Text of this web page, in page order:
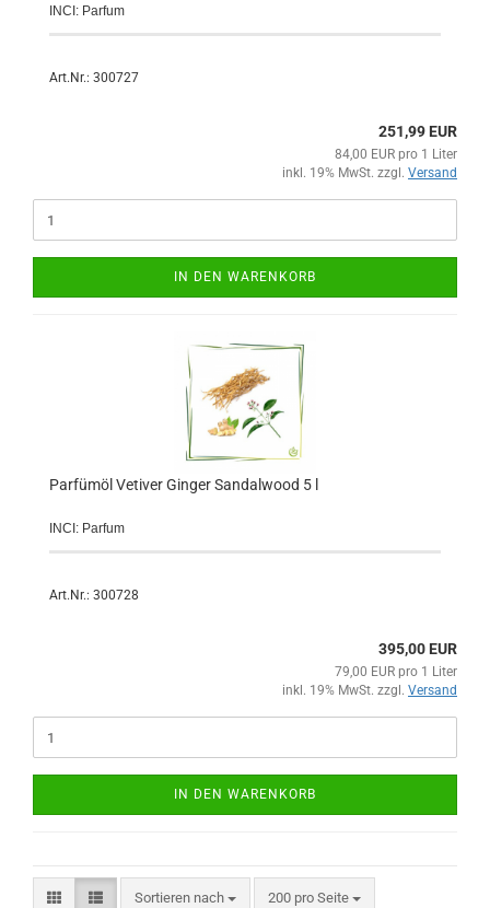
INCI: Parfum
Art.Nr.: 300727
251,99 EUR
84,00 EUR pro 1 Liter
inkl. 19% MwSt. zzgl. Versand
IN DEN WARENKORB
Parfümöl Vetiver Ginger Sandalwood 5 l
INCI: Parfum
Art.Nr.: 300728
395,00 EUR
79,00 EUR pro 1 Liter
inkl. 19% MwSt. zzgl. Versand
IN DEN WARENKORB
Sortieren nach 200 pro Seite